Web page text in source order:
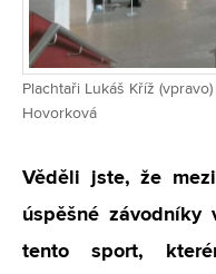
Plachtaři Lukáš Kříž
Hovorková
Věděli jste, že
úspěšné závodníky
tento sport,